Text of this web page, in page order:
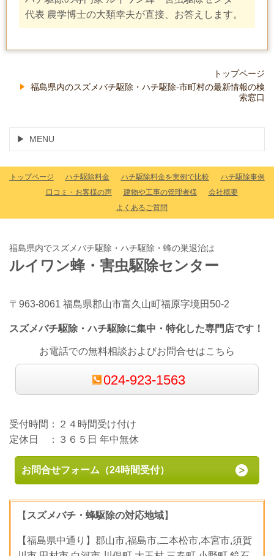
代表 農学博士の大類幸夫が直接、お答えします。
トップページ
福島県内のスズメバチ駆除・ハチ駆除-市町村の最新情報の検
索窓口
MENU
トップページ ハチ駆除料金 ハチ駆除料金を実例で比較
ハチ駆除事例
口コミ・お客様の声
建物や工事の管理者様
会社概要
よくあるご質問
福島県内でスズメバチ駆除・ハチ駆除・蜂の巣退治は
ルイワン蜂・害虫駆除センター
〒963-8061 福島県郡山市富久山町福原字境田50-2
スズメバチ駆除・ハチ駆除に集中・特化した専門店です！
お電話での無料相談およびお問合せはこちら
024-923-1563
受付時間：２４時間受け付け
定休日 ：３６５日 年中無休
お問合せフォーム（24時間受付）
【 スズメバチ・蜂駆除の対応地域】
【福島県中通り】郡山市,福島市,二本松市,本宮市,須賀